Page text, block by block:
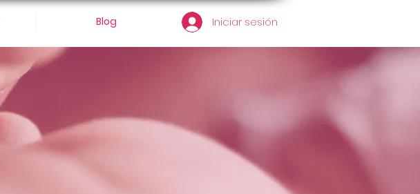
Iniciar sesión
Blog